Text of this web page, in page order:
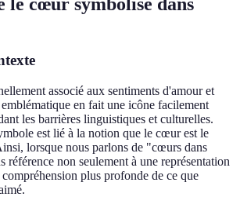
le cœur symbolise dans
associé aux sentiments d'amour et
en fait une icône facilement
les barrières linguistiques et culturelles.
est lié à la notion que le cœur est le
lorsque nous parlons de "cœurs dans
référence non seulement à une représentation
plus profonde de ce que